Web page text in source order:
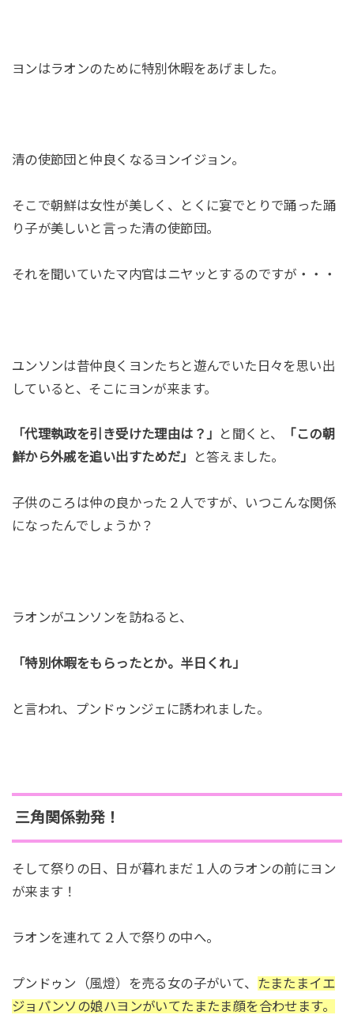
ヨンはラオンのために特別休暇をあげました。
清の使節団と仲良くなるヨンイジョン。
そこで朝鮮は女性が美しく、とくに宴でとりで踊った踊
り子が美しいと言った清の使節団。
それを聞いていたマ内官はニヤッとするのですが・・・
ユンソンは昔仲良くヨンたちと遊んでいた日々を思い出
していると、そこにヨンが来ます。
「代理執政を引き受けた理由は？」 と聞くと、
「この朝
鮮から外戚を追い出すためだ」
と答えました。
子供のころは仲の良かった２人ですが、いつこんな関係
になったんでしょうか？
ラオンがユンソンを訪ねると、
「特別休暇をもらったとか。半日くれ」
と言われ、プンドゥンジェに誘われました。
三角関係勃発！
そして祭りの日、日が暮れまだ１人のラオンの前にヨン
が来ます！
ラオンを連れて２人で祭りの中へ。
プンドゥン（風燈）を売る女の子がいて、 たまたまイエ
ジョパンソの娘ハヨンがいてたまたま顔を合わせます。